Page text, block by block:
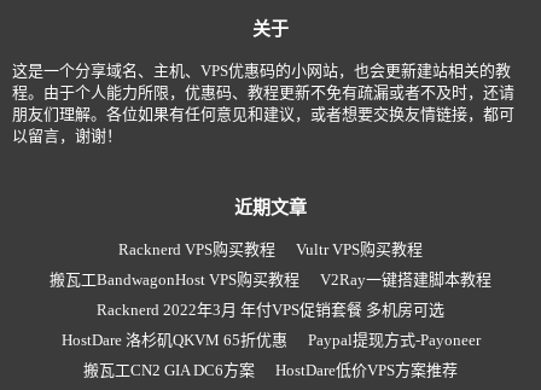
关于
这是一个分享域名、主机、VPS优惠码的小网站，也会更新建站相关的教
程。由于个人能力所限，优惠码、教程更新不免有疏漏或者不及时，还请
朋友们理解。各位如果有任何意见和建议，或者想要交换友情链接，都可
以留言，谢谢！
近期文章
Racknerd VPS购买教程
Vultr VPS购买教程
搬瓦工BandwagonHost VPS购买教程
V2Ray一键搭建脚本教程
Racknerd 2022年3月 年付VPS促销套餐 多机房可选
HostDare 洛杉矶QKVM 65折优惠
Paypal提现方式-Payoneer
搬瓦工CN2 GIA DC6方案
HostDare低价VPS方案推荐